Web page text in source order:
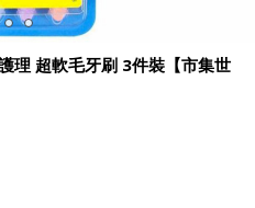
理 超軟毛牙刷 3件裝【市集世